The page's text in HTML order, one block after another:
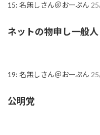
15: 名無しさん＠おーぷん
ネットの物申し一般人
19: 名無しさん＠おーぷん
公明党